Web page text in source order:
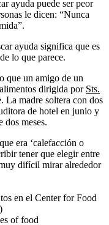
ayuda puede ser peor
le dicen: “Nunca
ayuda significa que es
lo que parece.
que un amigo de un
dirigida por Sts.
La madre soltera con dos
de hotel en junio y
dos meses.
era ‘calefacción o
tener que elegir entre
difícil mirar alrededor
en el Center for Food